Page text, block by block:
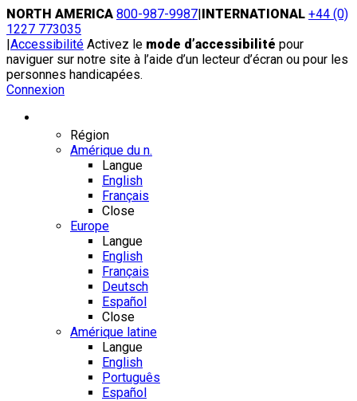
Skip
to
content
NORTH AMERICA 800-987-9987|INTERNATIONAL +44 (0)
1227 773035
|Accessibilité Activez le mode d’accessibilité pour
naviguer sur notre site à l’aide d’un lecteur d’écran ou pour les
personnes handicapées.
Connexion
Région
Amérique du n.
Langue
English
Français
Close
Europe
Langue
English
Français
Deutsch
Español
Close
Amérique latine
Langue
English
Português
Español